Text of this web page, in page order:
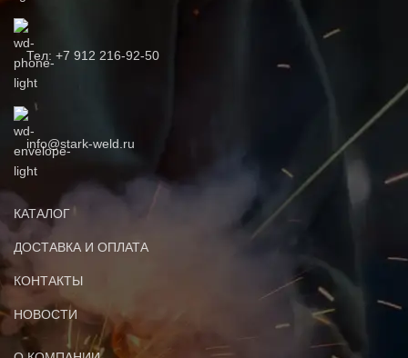
Тел: +7 912 216-92-50
info@stark-weld.ru
КАТАЛОГ
ДОСТАВКА И ОПЛАТА
КОНТАКТЫ
НОВОСТИ